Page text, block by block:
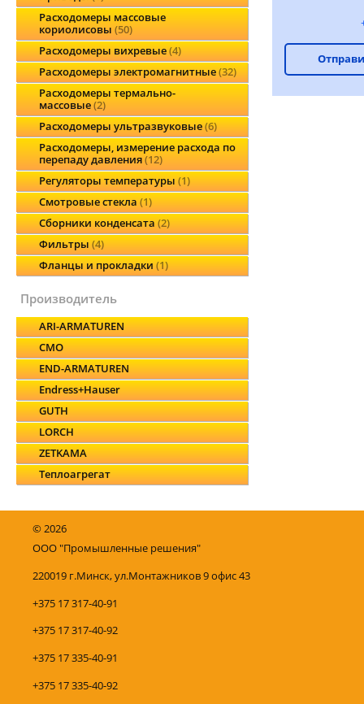
Расходомеры массовые
кориолисовы 50
Расходомеры вихревые 4
Расходомеры электромагнитные 32
Расходомеры термально-
массовые 2
Расходомеры ультразвуковые 6
Расходомеры, измерение расхода по
перепаду давления 12
Регуляторы температуры 1
Смотровые стекла 1
Сборники конденсата 2
Фильтры 4
Фланцы и прокладки 1
производитель
ARI-ARMATUREN
CMO
END-ARMATUREN
Endress+Hauser
GUTH
LORCH
ZETKAMA
Теплоагрегат
©2026
ООО "Промышленные решения"
220019 г.Минск, ул.Монтажников 9 офис 43
+375 17 317-40-91
+375 17 317-40-92
+375 17 335-40-91
+375 17 335-40-92